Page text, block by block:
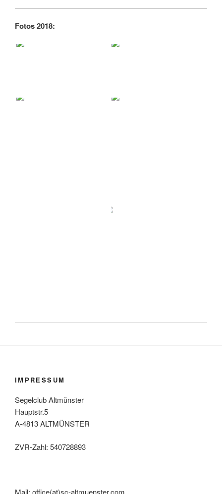
Fotos 2018:
IMPRESSUM
Segelclub Altmünster
Hauptstr.5
A-4813 ALTMÜNSTER
ZVR-Zahl: 540728893